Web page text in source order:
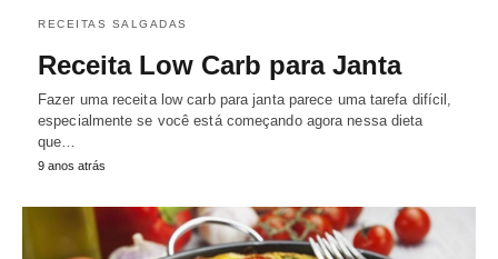
RECEITAS SALGADAS
Receita Low Carb para Janta
Fazer uma receita low carb para janta parece uma tarefa difícil,
especialmente se você está começando agora nessa dieta
que…
9 anos atrás